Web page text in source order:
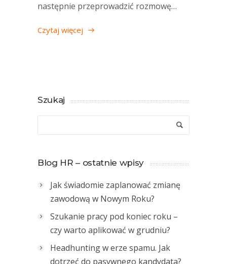
następnie przeprowadzić rozmowę…
Czytaj więcej
Szukaj
Blog HR – ostatnie wpisy
Jak świadomie zaplanować zmianę
zawodową w Nowym Roku?
Szukanie pracy pod koniec roku –
czy warto aplikować w grudniu?
Headhunting w erze spamu. Jak
dotrzeć do pasywnego kandydata?